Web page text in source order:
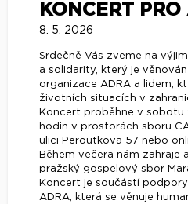
KONCERT
8. 5. 2026
Srdečně Vás zveme na
a solidarity, který je
organizace ADRA a lidem,
životních situacích v
Koncert proběhne v sobotu
hodin v prostorách sboru
ulici Peroutkova 57 nebo
Během večera nám zahraje
pražský gospelový sbor
Koncert je součástí
ADRA, která se věnuje